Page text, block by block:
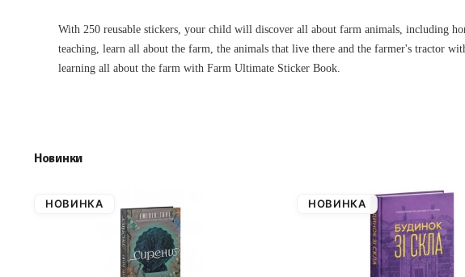
With 250 reusable stickers, your child will discover all about farm animals, including
teaching, learn all about the farm, the animals that live there and the farmer's tractor
learning all about the farm with Farm Ultimate Sticker Book.
Новинки
НОВИНКА НОВИНКА